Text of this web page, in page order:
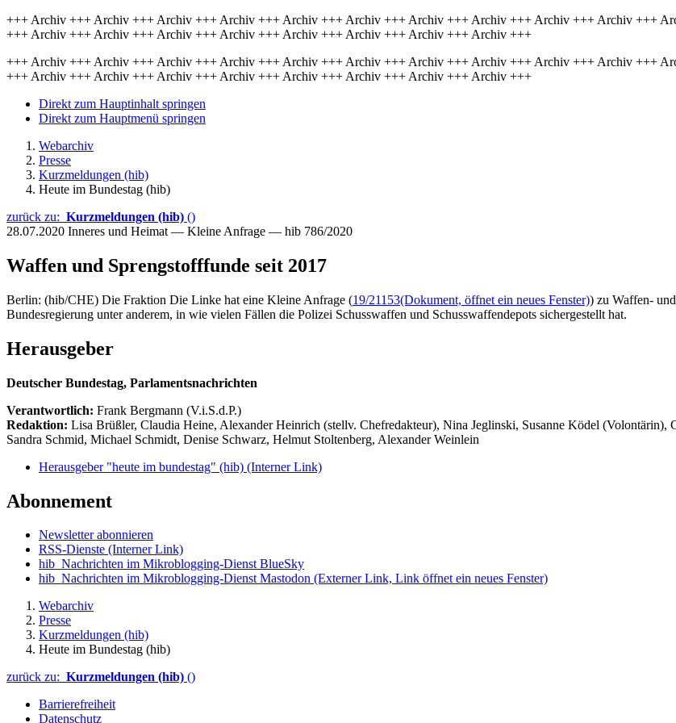
+++ Archiv +++ Archiv +++ Archiv +++ Archiv +++ Archiv +++ Archiv +++ Archiv +++ Archiv +++ Archiv +++ Archiv +++
+++ Archiv +++ Archiv +++ Archiv +++ Archiv +++ Archiv +++ Archiv +++ Archiv +++ Archiv +++
+++ Archiv +++ Archiv +++ Archiv +++ Archiv +++ Archiv +++ Archiv +++ Archiv +++ Archiv +++ Archiv +++ Archiv +++
+++ Archiv +++ Archiv +++ Archiv +++ Archiv +++ Archiv +++ Archiv +++ Archiv +++ Archiv +++
Direkt zum Hauptinhalt springen
Direkt zum Hauptmenü springen
Webarchiv
Presse
Kurzmeldungen (hib)
Heute im Bundestag (hib)
zurück zu: Kurzmeldungen (hib) ()
28.07.2020 Inneres und Heimat — Kleine Anfrage — hib 786/2020
Waffen und Sprengstofffunde seit 2017
Berlin: (hib/CHE) Die Fraktion Die Linke hat eine Kleine Anfrage (19/21153(Dokument, öffnet ein neues Fenster)) zu Waffen-
Bundesregierung unter anderem, in wie vielen Fällen die Polizei Schusswaffen und Schusswaffendepots sichergestellt hat.
Herausgeber
Deutscher Bundestag, Parlamentsnachrichten
Verantwortlich: Frank Bergmann (V.i.S.d.P.)
Redaktion: Lisa Brüßler, Claudia Heine, Alexander Heinrich (stellv. Chefredakteur), Nina Jeglinski, Susanne Ködel (Volontärin),
Sandra Schmid, Michael Schmidt, Denise Schwarz, Helmut Stoltenberg, Alexander Weinlein
Herausgeber "heute im bundestag" (hib) (Interner Link)
Abonnement
Newsletter abonnieren
RSS-Dienste (Interner Link)
hib_Nachrichten im Mikroblogging-Dienst BlueSky
hib_Nachrichten im Mikroblogging-Dienst Mastodon (Externer Link, Link öffnet ein neues Fenster)
Webarchiv
Presse
Kurzmeldungen (hib)
Heute im Bundestag (hib)
zurück zu: Kurzmeldungen (hib) ()
Barrierefreiheit
Datenschutz